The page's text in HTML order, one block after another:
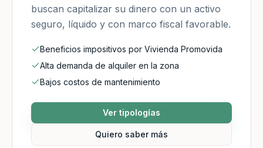
buscan capitalizar su dinero con un activo
seguro, líquido y con marco fiscal favorable.
Beneficios impositivos por Vivienda Promovida
Alta demanda de alquiler en la zona
Bajos costos de mantenimiento
Ver tipologías
Quiero saber más